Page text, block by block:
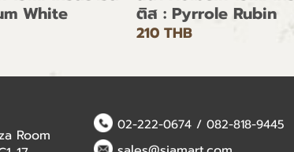
White
ติส : Pyrrole Rubin
210 THB
Room
02-222-0674 / 082-818-9445